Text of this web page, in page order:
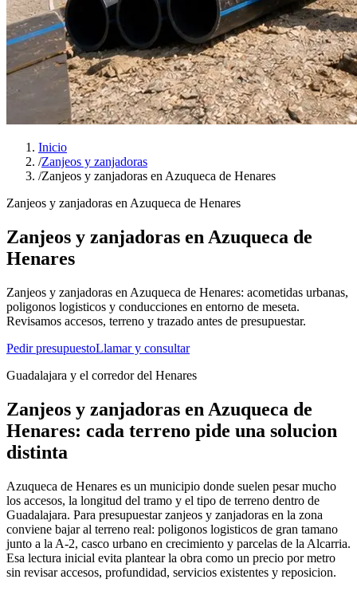
Inicio
/Zanjeos y zanjadoras
/Zanjeos y zanjadoras en Azuqueca de Henares
Zanjeos y zanjadoras en Azuqueca de Henares
Zanjeos y zanjadoras en Azuqueca de
Henares
Zanjeos y zanjadoras en Azuqueca de Henares: acometidas urbanas,
poligonos logisticos y conducciones en entorno de meseta.
Revisamos accesos, terreno y trazado antes de presupuestar.
Pedir presupuestoLlamar y consultar
Guadalajara y el corredor del Henares
Zanjeos y zanjadoras en Azuqueca de
Henares: cada terreno pide una solucion
distinta
Azuqueca de Henares es un municipio donde suelen pesar mucho
los accesos, la longitud del tramo y el tipo de terreno dentro de
Guadalajara. Para presupuestar zanjeos y zanjadoras en la zona
conviene bajar al terreno real: poligonos logisticos de gran tamano
junto a la A-2, casco urbano en crecimiento y parcelas de la Alcarria.
Esa lectura inicial evita plantear la obra como un precio por metro
sin revisar accesos, profundidad, servicios existentes y reposicion.